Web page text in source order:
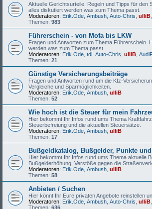
Aktuelle Gerichtsurteile, Regeln und Tipps für den
alles diskutiert werden was zum Thema passt.
Moderatoren: Erik.Ode Ambush Auto-Chris ulliB
Themen: 983
Führerschein - von Mofa bis LKW
Fragen und Antworten zum Thema Führerschein.
werden was zum Thema passt.
Moderatoren: Erik.Ode tdi Auto-Chris ulliB
Themen: 21
Günstige Versicherungsbeiträge
Fragen und Antworten rund um die Kfz-
Vergleiche und Sparmöglichkeiten.
Moderatoren: Erik.Ode Ambush ulliB
Themen: 52
Wie hoch ist die Steuer für mein
Hier bekommt Ihr Infos rund ums Thema
Steuerbefreiung und die aktuellen Steuersätze.
Moderatoren: Erik.Ode Ambush ulliB
Themen: 17
Bußgeldkatalog, Bußgelder, Punkte
Hier bekommt Ihr Infos rund ums Thema aktuelle
Bußgelderhöhung, Verstöße gegen die
Moderatoren: Erik.Ode Ambush ulliB
Themen: 58
Anbieten / Suchen
Hier könnt Ihr Eure privaten Angebote reinstellen
Moderatoren: Erik.Ode Ambush Auto-Chris ulliB
Themen: 636